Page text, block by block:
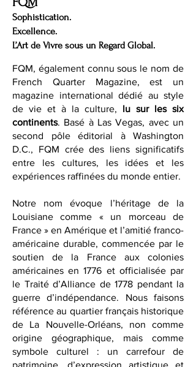
Bienvenue dans l’univers de
FQM
Excellence.
L’Art de Vivre sous un Regard Global.
FQM, également connu sous le nom de
French Quarter Magazine, est un
magazine international dédié au style
de vie et à la culture,lu sur les six
continents
. Basé à Las Vegas, avec un
second pôle éditorial à Washington
entre les cultures, les idées et les
expériences raffinées du monde entier.
Notre nom évoque l’héritage de la
Louisiane comme « un morceau de
France » en Amérique et l’amitié franco-
américaine durable, commencée par le
soutien de la France aux colonies
américaines en 1776 et officialisée par
le Traité d’Alliance de 1778 pendant la
guerre d’indépendance. Nous faisons
référence au quartier français historique
de La Nouvelle-Orléans, non comme